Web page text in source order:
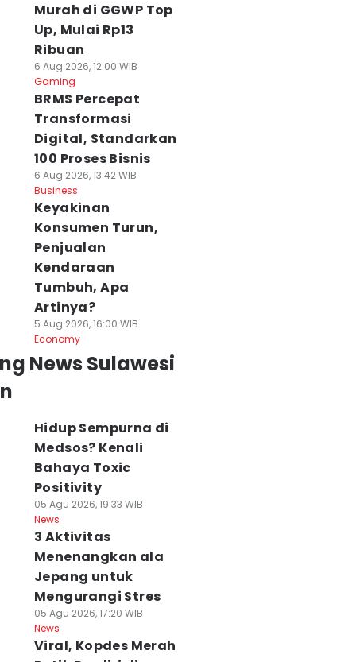
Perda LAD
DPRD
Pemkab
Kesultanan
Agu 2026, 04:21 WIB
Menteri LH Minta
Masyarakat Tak
Khawatir dengan
05 Agu 2026, 23:06 WIB
News
Murah di GGWP Top
Up, Mulai Rp13
Ribuan
6 Aug 2026, 12:00 WIB
Gaming
BRMS Percepat
Transformasi
Digital, Standarkan
100 Proses Bisnis
6 Aug 2026, 13:42 WIB
Business
Keyakinan
Konsumen Turun,
Penjualan
Kendaraan
Tumbuh, Apa
Artinya?
5 Aug 2026, 16:00 WIB
Economy
News Sulawesi
Hidup Sempurna di
Medsos? Kenali
Bahaya Toxic
Positivity
05 Agu 2026, 19:33 WIB
News
3 Aktivitas
Menenangkan ala
Jepang untuk
Mengurangi Stres
05 Agu 2026, 17:20 WIB
News
Viral, Kopdes Merah